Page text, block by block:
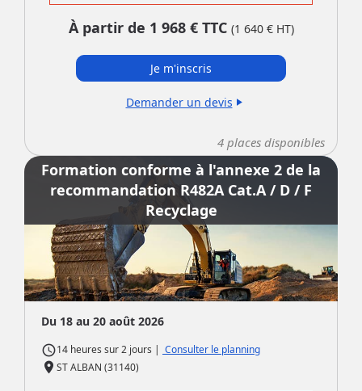
À partir de 1 968 € TTC (1 640 € HT)
Je m'inscris
Demander un devis play_arrow
4 places disponibles
Formation conforme à l'annexe 2 de la
recommandation R482A Cat.A / D / F
Recyclage
Du 18 au 20 août 2026
access_time14 heures sur2 jours | Consulter le planning
place ST ALBAN (31140)